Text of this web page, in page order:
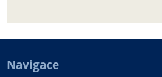
Navigace